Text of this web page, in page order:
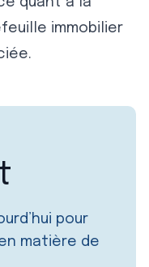
immobilier
pour
matière de